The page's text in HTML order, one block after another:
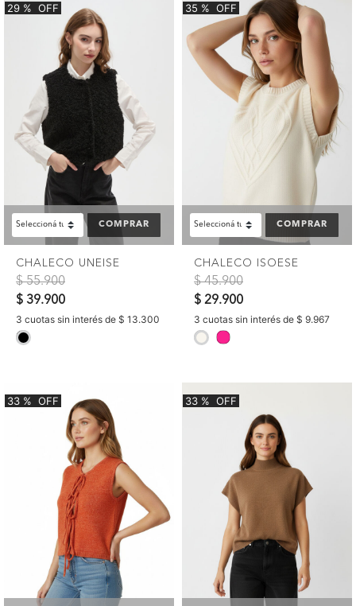
29 % OFF
COMPRAR
CHALECO UNEISE
Precio reducido de
$ 55.900a
$ 39.900
3 cuotas sin interés de $ 13.300
35 % OFF
COMPRAR
CHALECO ISOESE
Precio reducido de
$ 45.900a
$ 29.900
3 cuotas sin interés de $ 9.967
selected
33 % OFF 33 % OFF